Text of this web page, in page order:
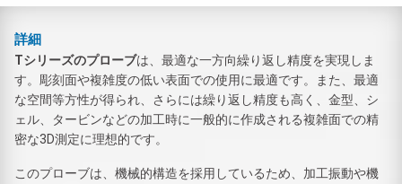
詳細
Tシリーズのプローブは、最適な一方向繰り返し精度を実現しま
す。彫刻面や複雑度の低い表面での使用に最適です。また、最適
な空間等方性が得られ、さらには繰り返し精度も高く、金型、シ
ェル、タービンなどの加工時に一般的に作成される複雑面での精
密な3D測定に理想的です。
このプローブは、機械的構造を採用しているため、加工振動や機